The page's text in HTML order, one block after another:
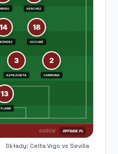
Składy: Celta Vigo vs Sevilla